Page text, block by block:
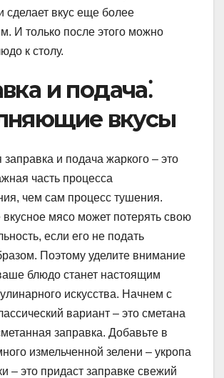
сделает вкус еще более
И только после этого можно
к столу.
и подача⁚
вкусы
и подача жаркого – это
часть процесса
чем сам процесс тушения.
мясо может потерять свою
если его не подать
Поэтому уделите внимание
блюдо станет настоящим
искусства. Начнем с
вариант – это сметана
заправка. Добавьте в
измельченной зелени – укропа
– это придаст заправке свежий